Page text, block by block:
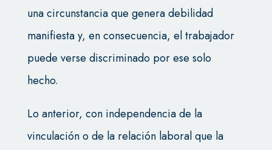
una circunstancia que genera debilidad
manifiesta y, en consecuencia, el trabajador
puede verse discriminado por ese solo
hecho.
Lo anterior, con independencia de la
vinculación o de la relación laboral que la